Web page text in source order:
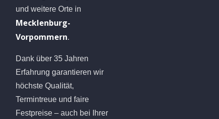
und weitere Orte in
Mecklenburg-
Vorpommern.
Dank über 35 Jahren
Erfahrung garantieren wir
höchste Qualität,
Termintreue und faire
Festpreise – auch bei Ihrer